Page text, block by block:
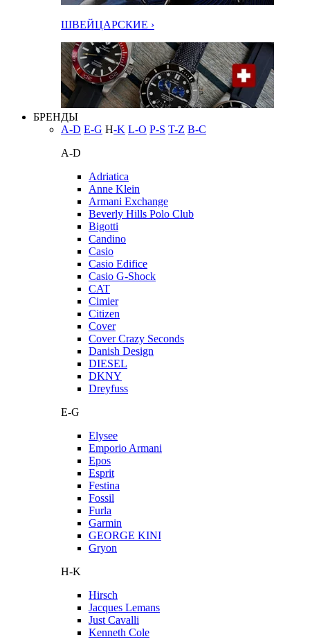
ШВЕЙЦАРСКИЕ ›
БРЕНДЫ
A-D E-G H-K L-O P-S T-Z В-С
A-D
Adriatica
Anne Klein
Armani Exchange
Beverly Hills Polo Club
Bigotti
Candino
Casio
Casio Edifice
Casio G-Shock
CAT
Cimier
Citizen
Cover
Cover Crazy Seconds
Danish Design
DIESEL
DKNY
Dreyfuss
E-G
Elysee
Emporio Armani
Epos
Esprit
Festina
Fossil
Furla
Garmin
GEORGE KINI
Gryon
H-K
Hirsch
Jacques Lemans
Just Cavalli
Kenneth Cole